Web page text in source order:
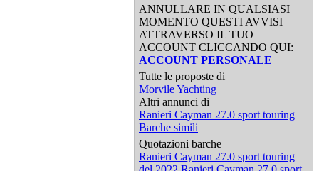
ANNULLARE IN QUALSIASI
MOMENTO QUESTI AVVISI
ATTRAVERSO IL TUO
ACCOUNT CLICCANDO QUI:
ACCOUNT PERSONALE
Tutte le proposte di
Morvile Yachting
Altri annunci di
Ranieri Cayman 27.0 sport touring
Barche simili
Quotazioni barche
Ranieri Cayman 27.0 sport touring